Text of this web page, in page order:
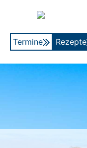
Termine Rezepte